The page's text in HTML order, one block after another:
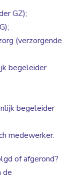
GZ);
(verzorgende
begeleider
begeleider
medewerker.
of afgerond?
de